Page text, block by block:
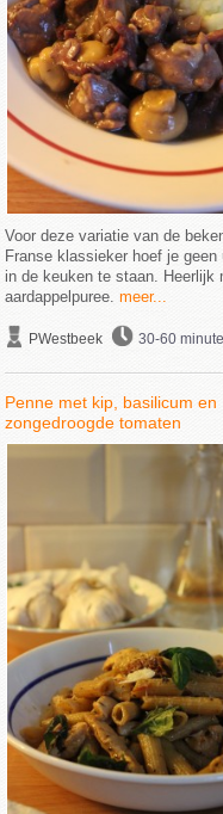
Voor deze variatie van de
Franse klassieker hoef je geen
in de keuken te staan. Heerlijk
aardappelpuree. meer...
PWestbeek 30-60
Penne met kip, basilicum en
zongedroogde tomaten